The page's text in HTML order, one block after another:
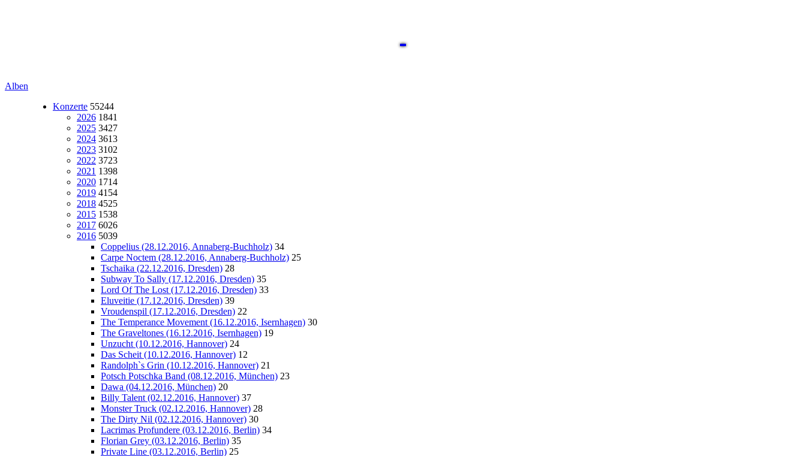
Alben
Konzerte 55244
2026 1841
2025 3427
2024 3613
2023 3102
2022 3723
2021 1398
2020 1714
2019 4154
2018 4525
2015 1538
2017 6026
2016 5039
Coppelius (28.12.2016, Annaberg-Buchholz) 34
Carpe Noctem (28.12.2016, Annaberg-Buchholz) 25
Tschaika (22.12.2016, Dresden) 28
Subway To Sally (17.12.2016, Dresden) 35
Lord Of The Lost (17.12.2016, Dresden) 33
Eluveitie (17.12.2016, Dresden) 39
Vroudenspil (17.12.2016, Dresden) 22
The Temperance Movement (16.12.2016, Isernhagen) 30
The Graveltones (16.12.2016, Isernhagen) 19
Unzucht (10.12.2016, Hannover) 24
Das Scheit (10.12.2016, Hannover) 12
Randolph`s Grin (10.12.2016, Hannover) 21
Potsch Potschka Band (08.12.2016, München) 23
Dawa (04.12.2016, München) 20
Billy Talent (02.12.2016, Hannover) 37
Monster Truck (02.12.2016, Hannover) 28
The Dirty Nil (02.12.2016, Hannover) 30
Lacrimas Profundere (03.12.2016, Berlin) 34
Florian Grey (03.12.2016, Berlin) 35
Private Line (03.12.2016, Berlin) 25